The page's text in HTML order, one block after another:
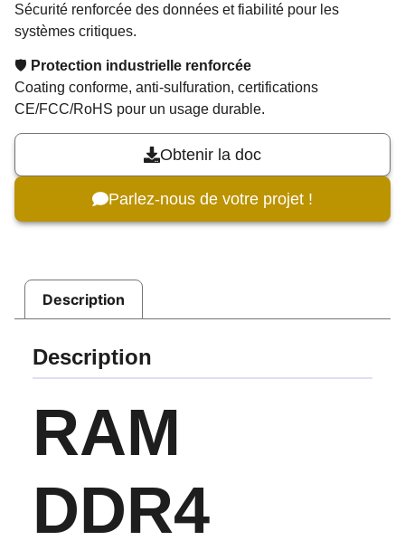
Sécurité renforcée des données et fiabilité pour les
systèmes critiques.
🛡️ Protection industrielle renforcée
Coating conforme, anti-sulfuration, certifications
CE/FCC/RoHS pour un usage durable.
Obtenir la doc
Parlez-nous de votre projet !
Description
Description
RAM
DDR4